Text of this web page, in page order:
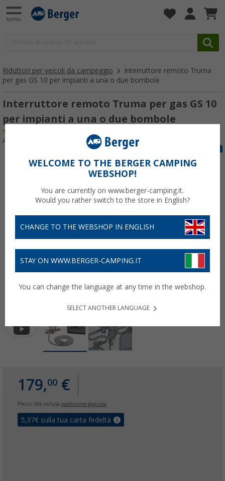
Riduttori per veicoli da campeggio
Interruttore remoto Truma
per gas GS 10 per impianti a una o due bombole
Interruttore remoto Truma per gas GS 10
per impianti a una o due bombole
Articolo n: 168920
179,00 €
Prezzi IVA inclusa spedizione gratuita
5,37€ sulla tua carta fedeltà
WELCOME TO THE BERGER CAMPING
WEBSHOP!
You are currently on www.berger-camping.it.
Would you rather switch to the store in English?
CHANGE TO THE WEBSHOP IN ENGLISH
STAY ON WWW.BERGER-CAMPING.IT
You can change the language at any time in the webshop.
SELECT ANOTHER LANGUAGE